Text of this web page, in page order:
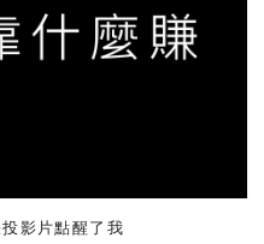
影片點醒了我